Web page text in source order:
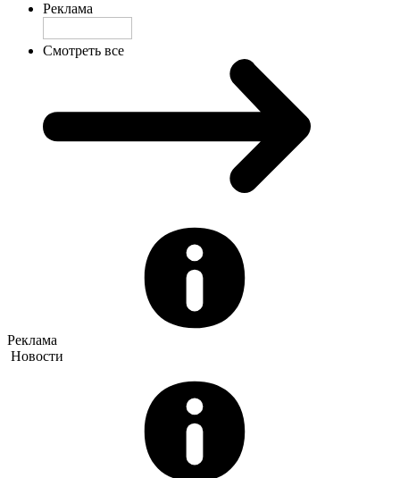
Реклама
Смотреть все
Реклама
Новости